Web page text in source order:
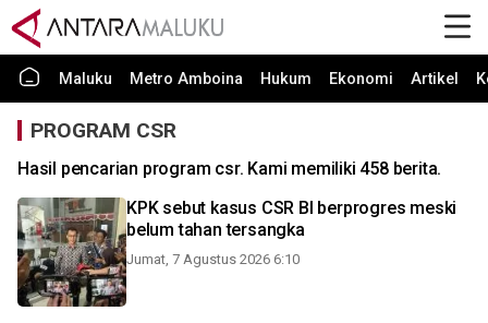
Maluku Metro Amboina Hukum Ekonomi Artikel
PROGRAM CSR
Hasil pencarian program csr. Kami memiliki 458 berita.
KPK sebut kasus CSR BI berprogres meski
belum tahan tersangka
Jumat, 7 Agustus 2026 6:10